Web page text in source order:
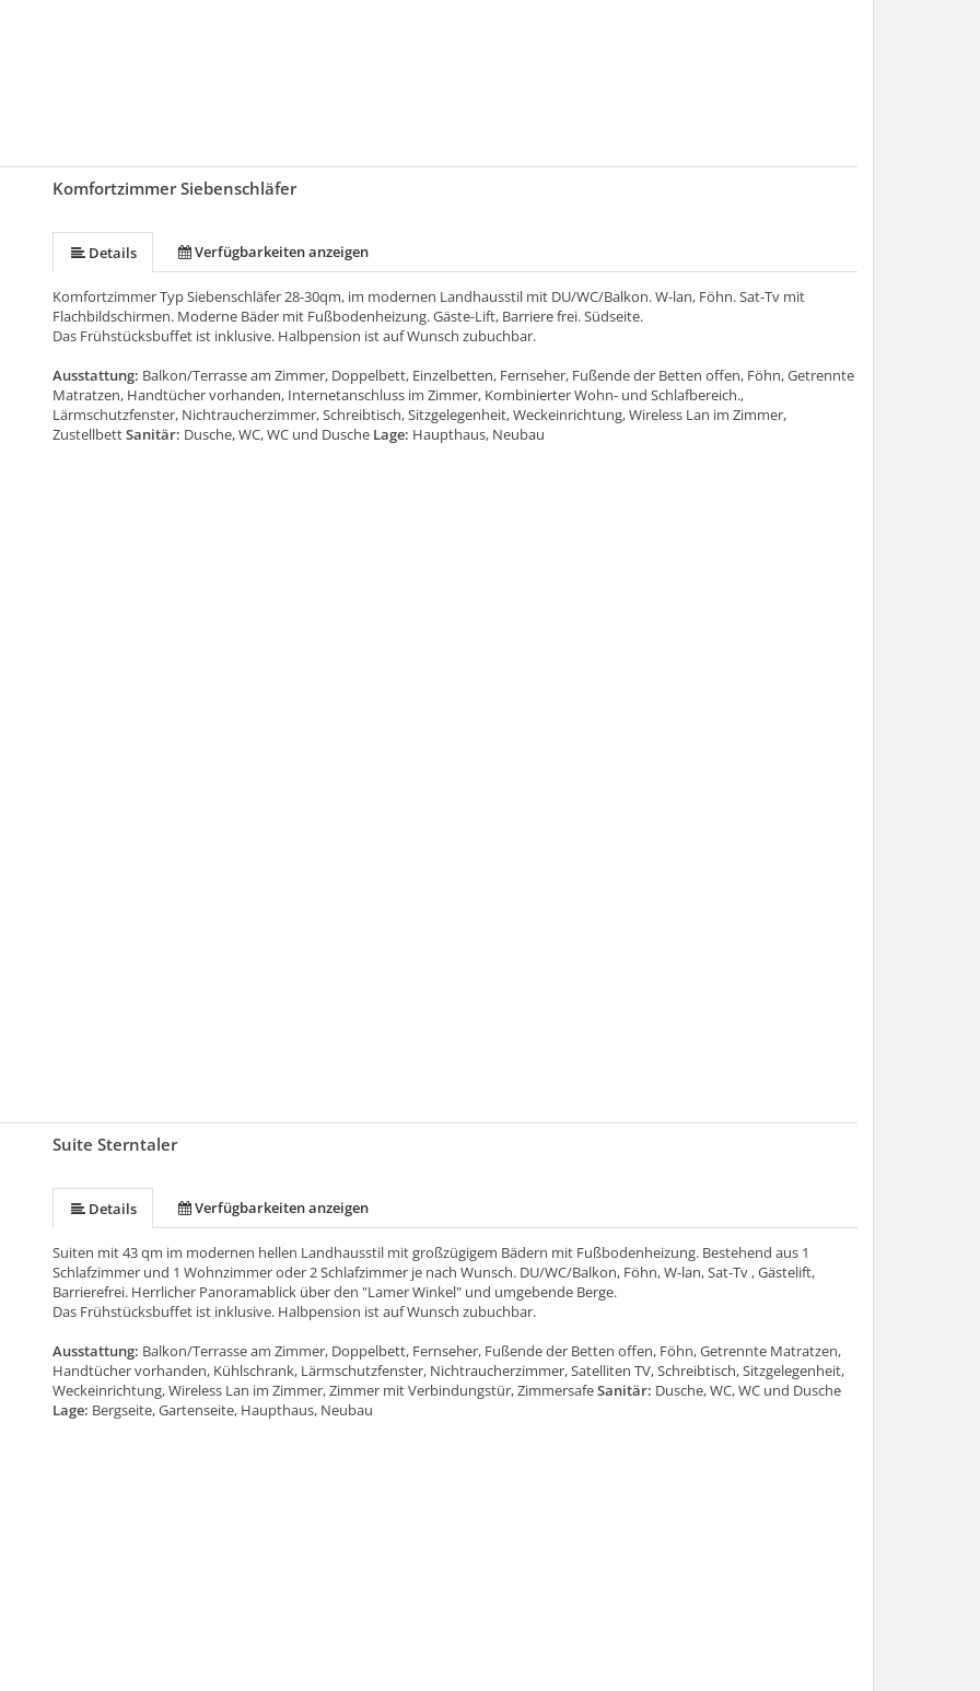
Komfortzimmer Siebenschläfer
Details Verfügbarkeiten anzeigen
Komfortzimmer Typ Siebenschläfer 28-30qm, im modernen Landhausstil mit DU/WC/Balkon. W-lan, Föhn. Sat-Tv mit
Flachbildschirmen. Moderne Bäder mit Fußbodenheizung. Gäste-Lift, Barriere frei. Südseite.
Das Frühstücksbuffet ist inklusive. Halbpension ist auf Wunsch zubuchbar.
Ausstattung: Balkon/Terrasse am Zimmer, Doppelbett, Einzelbetten, Fernseher, Fußende der Betten offen, Föhn, Getrennte
Matratzen, Handtücher vorhanden, Internetanschluss im Zimmer, Kombinierter Wohn- und Schlafbereich.,
Lärmschutzfenster, Nichtraucherzimmer, Schreibtisch, Sitzgelegenheit, Weckeinrichtung, Wireless Lan im Zimmer,
ZustellbettSanitär: Dusche, WC, WC und DuscheLage: Haupthaus, Neubau
Suite Sterntaler
Details Verfügbarkeiten anzeigen
Suiten mit 43 qm im modernen hellen Landhausstil mit großzügigem Bädern mit Fußbodenheizung. Bestehend aus 1
Schlafzimmer und 1 Wohnzimmer oder 2 Schlafzimmer je nach Wunsch. DU/WC/Balkon, Föhn, W-lan, Sat-Tv , Gästelift,
Barrierefrei. Herrlicher Panoramablick über den "Lamer Winkel" und umgebende Berge.
Das Frühstücksbuffet ist inklusive. Halbpension ist auf Wunsch zubuchbar.
Ausstattung: Balkon/Terrasse am Zimmer, Doppelbett, Fernseher, Fußende der Betten offen, Föhn, Getrennte Matratzen,
Handtücher vorhanden, Kühlschrank, Lärmschutzfenster, Nichtraucherzimmer, Satelliten TV, Schreibtisch, Sitzgelegenheit,
Weckeinrichtung, Wireless Lan im Zimmer, Zimmer mit Verbindungstür, ZimmersafeSanitär: Dusche, WC, WC und Dusche
Lage: Bergseite, Gartenseite, Haupthaus, Neubau